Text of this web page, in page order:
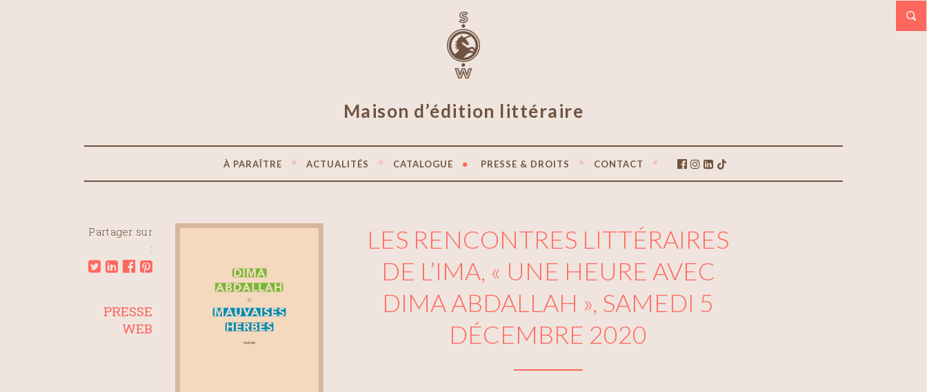
Maison d’édition littéraire
À PARAÎTRE ACTUALITÉS CATALOGUE PRESSE & DROITS CONTACT
Partager sur
:
LES RENCONTRES LITTÉRAIRES
DE L’IMA, « UNE HEURE AVEC
DIMA ABDALLAH », SAMEDI 5
DÉCEMBRE 2020
PRESSE
WEB